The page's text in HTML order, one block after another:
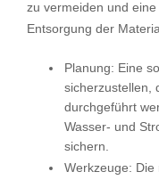
zu vermeiden und
Entsorgung der
Planung: Eine
sicherzustellen,
durchgeführt
Wasser- und
sichern.
Werkzeuge: Die